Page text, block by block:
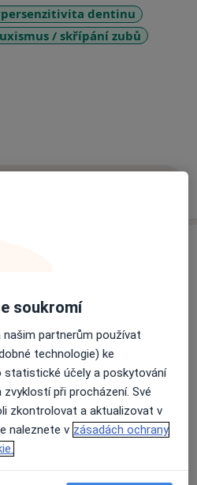
dentinu
/ skřípání zubů
ošetření (cca 50-60 min.
15 let (30-40 minut)
soukromí
partnerům používat
technologie) ke
statistické účely a poskytování
při procházení. Své
zkontrolovat a aktualizovat v
naleznete v zásadách ochrany